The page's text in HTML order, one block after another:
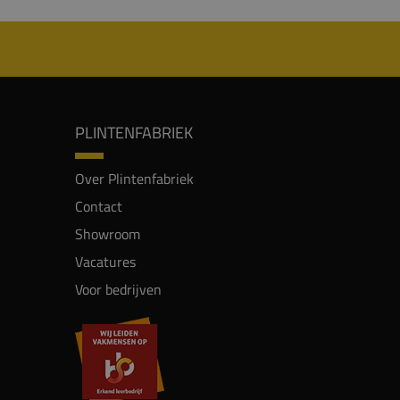
PLINTENFABRIEK
Over Plintenfabriek
Contact
Showroom
Vacatures
Voor bedrijven